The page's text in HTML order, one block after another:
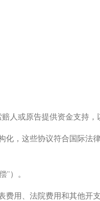
人或原告提供资金支持，
，这些协议符合国际法
）。
用、法院费用和其他开